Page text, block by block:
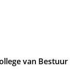
van Bestuur